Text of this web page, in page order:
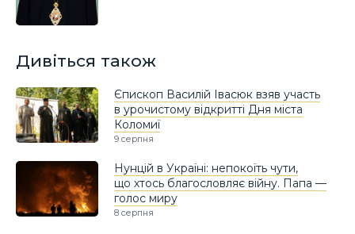
Дивіться також
Єпископ Василій Івасюк взяв участь
в урочистому відкритті Дня міста
Коломиї
9 серпня
Нунцій в Україні: непокоїть чути,
що хтось благословляє війну. Папа —
голос миру
8 серпня